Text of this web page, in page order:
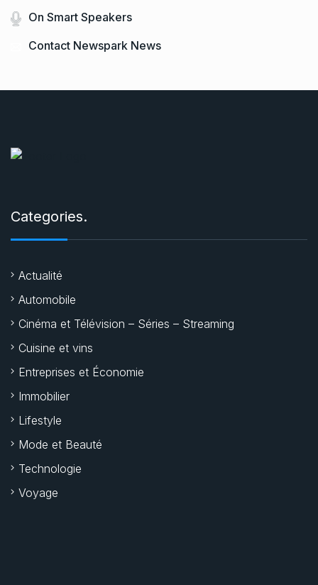
On Smart Speakers
Contact Newspark News
Categories.
Actualité
Automobile
Cinéma et Télévision – Séries – Streaming
Cuisine et vins
Entreprises et Économie
Immobilier
Lifestyle
Mode et Beauté
Technologie
Voyage